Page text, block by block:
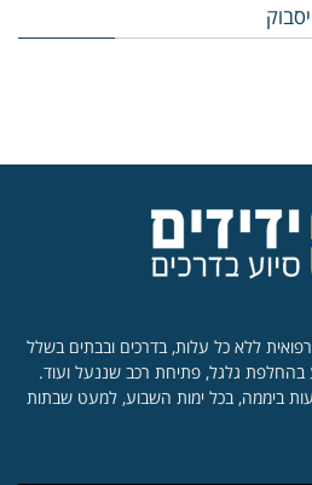
ללא כל עלות, בדרכים ובבתים בשלל
גלגל, פתיחת רכב שננעל ועוד.
מספק עזרה לזולת 24 שעות ביממה, בכל ימות השבוע, למעט שבתות